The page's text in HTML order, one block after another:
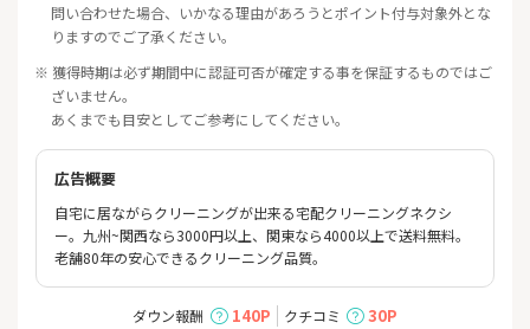
問い合わせた場合、いかなる理由があろうとポイント付与対象外とな
りますのでご了承ください。
※ 獲得時期は必ず期間中に認証可否が確定する事を保証するものではご
ざいません。
あくまでも目安としてご参考にしてください。
広告概要
自宅に居ながらクリーニングが出来る宅配クリーニングネクシ
ー。九州~関西なら3000円以上、関東なら4000以上で送料無料。
老舗80年の安心できるクリーニング品質。
ダウン報酬 140P クチコミ 30P